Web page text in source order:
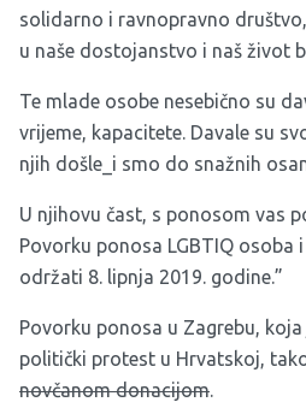
solidarno i ravnopravno
u naše dostojanstvo i naš život
Te mlade osobe nesebično su
vrijeme, kapacitete. Davale su
njih došle_i smo do snažnih
U njihovu čast, s ponosom vas
Povorku ponosa LGBTIQ osoba
održati 8. lipnja 2019. godine.”
Povorku ponosa u Zagrebu,
politički protest u Hrvatskoj,
novčanom donacijom.